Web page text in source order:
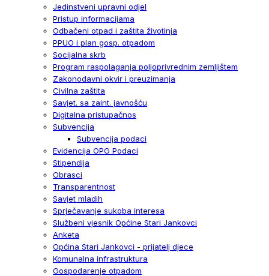
Jedinstveni upravni odjel
Pristup informacijama
Odbačeni otpad i zaštita životinja
PPUO i plan gosp. otpadom
Socijalna skrb
Program raspolaganja poljoprivrednim zemljištem
Zakonodavni okvir i preuzimanja
Civilna zaštita
Savjet. sa zaint. javnošću
Digitalna pristupačnos
Subvencija
Subvencija podaci
Evidencija OPG Podaci
Stipendija
Obrasci
Transparentnost
Savjet mladih
Sprječavanje sukoba interesa
Službeni vjesnik Općine Stari Jankovci
Anketa
Općina Stari Jankovci - prijatelj djece
Komunalna infrastruktura
Gospodarenje otpadom